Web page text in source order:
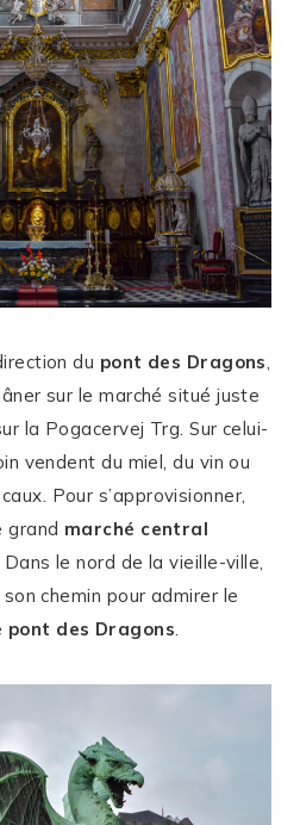
du pont des Dragons,
sur le marché situé juste
la Pogacervej Trg. Sur celui-
vendent du miel, du vin ou
Pour s’approvisionner,
grand marché central
le nord de la vieille-ville,
chemin pour admirer le
pont des Dragons.